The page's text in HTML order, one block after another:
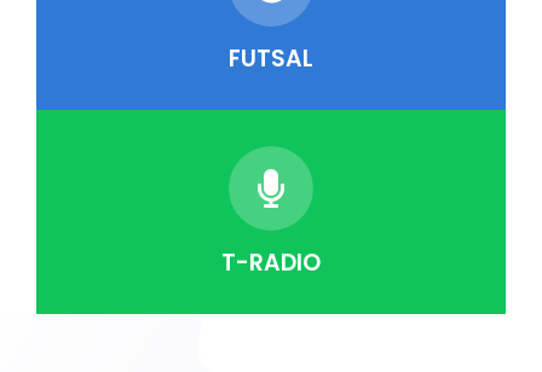
FUTSAL
T-RADIO